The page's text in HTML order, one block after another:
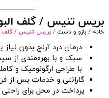
بریس تنیس / گلف
خانه / بازو و دست / بریس تنیس / گلف
درمان درد آرنج بدون نیاز
سبک و با بهره‌مندی از
با طراحی ارگونومیک و
گارانتی و خدمات پس از
پرداخت در محل برای